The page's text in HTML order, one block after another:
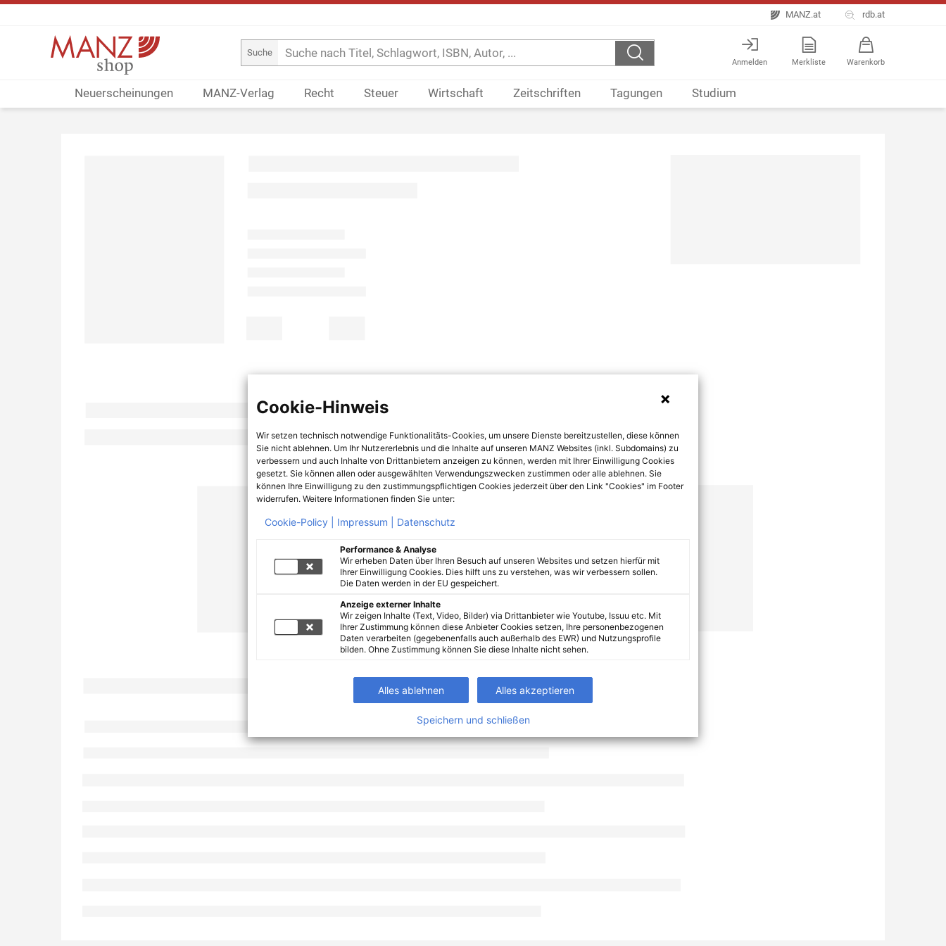
MANZ.at rdb.at
Suche
Anmelden Merkliste Warenkorb
Neuerscheinungen MANZ-Verlag Recht Steuer Wirtschaft Zeitschriften Tagungen Studium
Cookie-Hinweis
Wir setzen technisch notwendige Funktionalitäts-Cookies, um unsere Dienste bereitzustellen, diese können
Sie nicht ablehnen. Um Ihr Nutzererlebnis und die Inhalte auf unseren MANZ Websites (inkl. Subdomains) zu
verbessern und auch Inhalte von Drittanbietern anzeigen zu können, werden mit Ihrer Einwilligung Cookies
gesetzt. Sie können allen oder ausgewählten Verwendungszwecken zustimmen oder alle ablehnen. Sie
können Ihre Einwilligung zu den zustimmungspflichtigen Cookies jederzeit über den Link "Cookies" im Footer
widerrufen. Weitere Informationen finden Sie unter:
Cookie-Policy | Impressum | Datenschutz
Performance & Analyse
Wir erheben Daten über Ihren Besuch auf unseren Websites und setzen hierfür mit
Ihrer Einwilligung Cookies. Dies hilft uns zu verstehen, was wir verbessern sollen.
Die Daten werden in der EU gespeichert.
Anzeige externer Inhalte
Wir zeigen Inhalte (Text, Video, Bilder) via Drittanbieter wie Youtube, Issuu etc. Mit
Ihrer Zustimmung können diese Anbieter Cookies setzen, Ihre personenbezogenen
Daten verarbeiten (gegebenenfalls auch außerhalb des EWR) und Nutzungsprofile
bilden. Ohne Zustimmung können Sie diese Inhalte nicht sehen.
Alles ablehnen Alles akzeptieren
Speichern und schließen